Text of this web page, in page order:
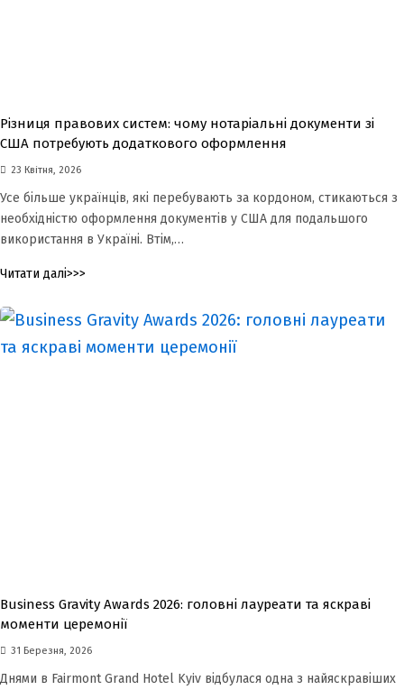
Різниця правових систем: чому нотаріальні документи зі
США потребують додаткового оформлення
23 Квітня, 2026
Усе більше українців, які перебувають за кордоном, стикаються з
необхідністю оформлення документів у США для подальшого
використання в Україні. Втім,…
Читати далі>>>
Business Gravity Awards 2026: головні лауреати та яскраві
моменти церемонії
31 Березня, 2026
Днями в Fairmont Grand Hotel Kyiv відбулася одна з найяскравіших